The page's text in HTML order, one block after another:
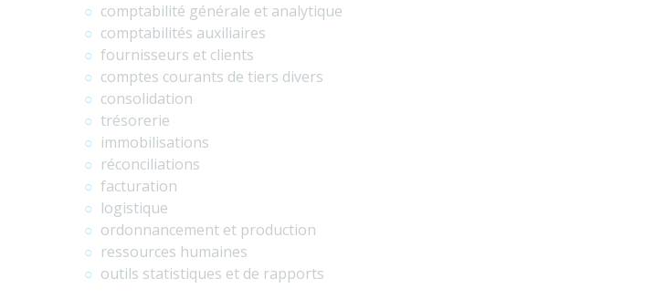
comptabilité générale et analytique
comptabilités auxiliaires
fournisseurs et clients
comptes courants de tiers divers
consolidation
trésorerie
immobilisations
réconciliations
facturation
logistique
ordonnancement et production
ressources humaines
outils statistiques et de rapports